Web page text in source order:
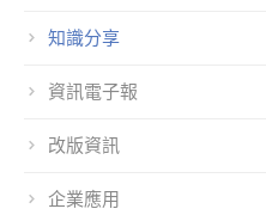
知識分享
資訊電子報
改版資訊
企業應用